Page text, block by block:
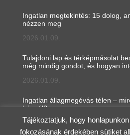
Ingatlan megtekintés: 15 dolog,
nézzen meg
2026.01.09.
Tulajdoni lap és térképmásolat
még mindig gondot, és hogyan
2026.01.09.
Ingatlan állagmegóvás télen –
háznál?
2026.01.05.
Tájékoztatjuk, hogy
fokozásának érdekében sütiket